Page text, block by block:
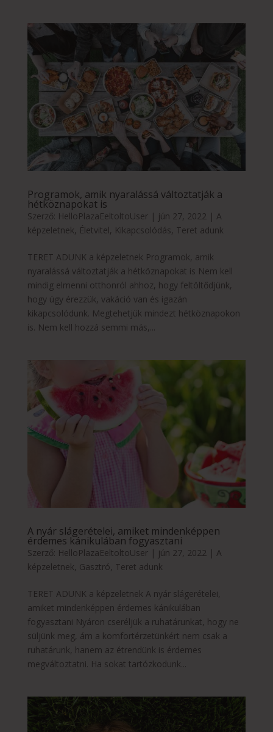
Programok, amik nyaralássá változtatják a
hétköznapokat is
Szerző: HelloPlazaEeltoltoUser| jún 27, 2022| A
képzeletnek, Életvitel, Kikapcsolódás, Teret adunk
TERET ADUNK a képzeletnek Programok, amik
nyaralássá változtatják a hétköznapokat is Nem kell
mindig elmenni otthonról ahhoz, hogy feltöltődjünk,
hogy úgy érezzük, vakáció van és igazán
kikapcsolódunk. Megtehetjük mindezt hétköznapokon
is. Nem kell hozzá semmi más,...
A nyár slágerételei, amiket mindenképpen
érdemes kánikulában fogyasztani
Szerző: HelloPlazaEeltoltoUser| jún 27, 2022 | A
képzeletnek, Gasztró, Teret adunk
TERET ADUNK a képzeletnek A nyár slágerételei,
amiket mindenképpen érdemes kánikulában
fogyasztani Nyáron cseréljük a ruhatárunkat, hogy ne
süljünk meg, ám a komfortérzetünkért nem csak a
ruhatárunk, hanem az étrendünk is érdemes
megváltoztatni. Ha sokat tartózkodunk...